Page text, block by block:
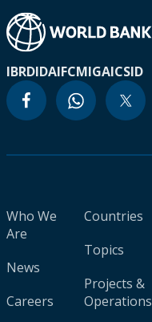
IBRDIDAIFCMIGAICSID
Who We
Are
News
Careers
Countries
Topics
Projects &
Operations